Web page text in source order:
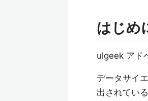
はじめ
ulgeek アド
データサイ
出されてい